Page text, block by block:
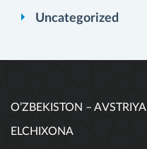
Uncategorized
O’ZBEKISTON – AVSTRIYA
ELCHIXONA